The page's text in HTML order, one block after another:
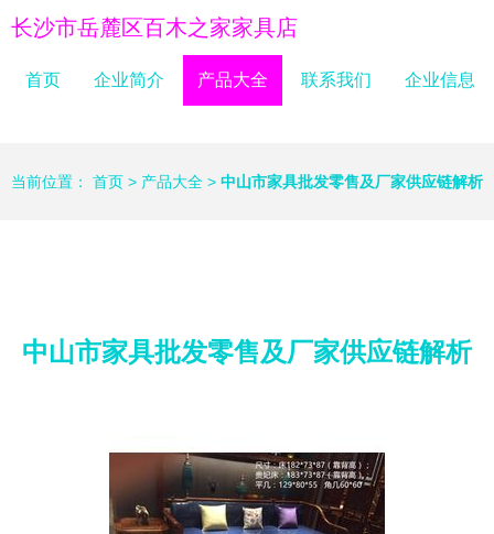
长沙市岳麓区百木之家家具店
首页 企业简介 产品大全 联系我们 企业信息
当前位置： 首页 > 产品大全 > 中山市家具批发零售及厂家供应链解析
中山市家具批发零售及厂家供应链解析